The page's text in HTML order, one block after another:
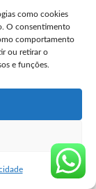
como cookies
O consentimento
comportamento
ou retirar o
e funções.